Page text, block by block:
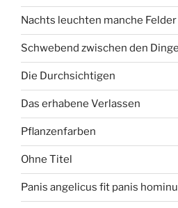
Nachts leuchten manche
Schwebend zwischen den
Die Durchsichtigen
Das erhabene Verlassen
Pflanzenfarben
Ohne Titel
Panis angelicus fit panis